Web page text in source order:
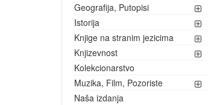
Geografija, Putopisi
Istorija
Knjige na stranim jezicima
Knjizevnost
Kolekcionarstvo
Muzika, Film, Pozoriste
Naša izdanja